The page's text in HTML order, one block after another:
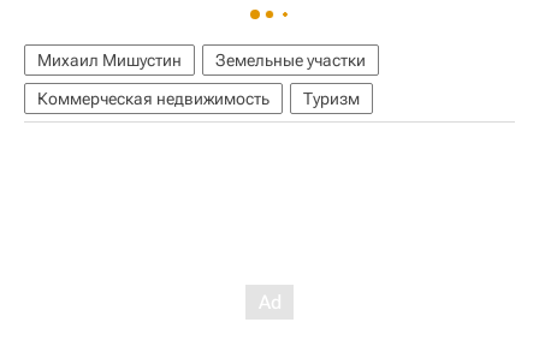
Михаил Мишустин
Земельные участки
Коммерческая недвижимость
Туризм